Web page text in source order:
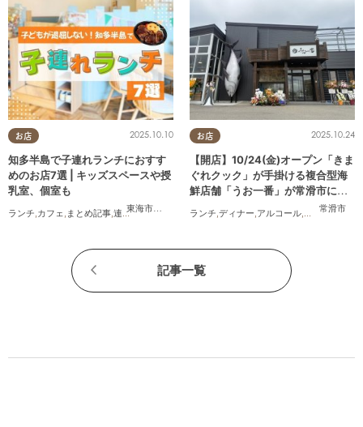
お店
東海市
,大府市 半田市, 常滑市, 武豊町
2025.10.10
知多半島で子連れランチにおすす
めのお店7選 | キッズスペースや授
乳室、個室も
ランチ,カフェ, まとめ記事,連載 ,親子 個室
お店
常滑市
2025.10.24
【開店】10/24(金)オープン「きま
ぐれクック」が手掛ける複合型海
鮮店舗「うお一番」が常滑市に誕
ランチ,ディナー,アルコール,開店,まちネタ
記事一覧